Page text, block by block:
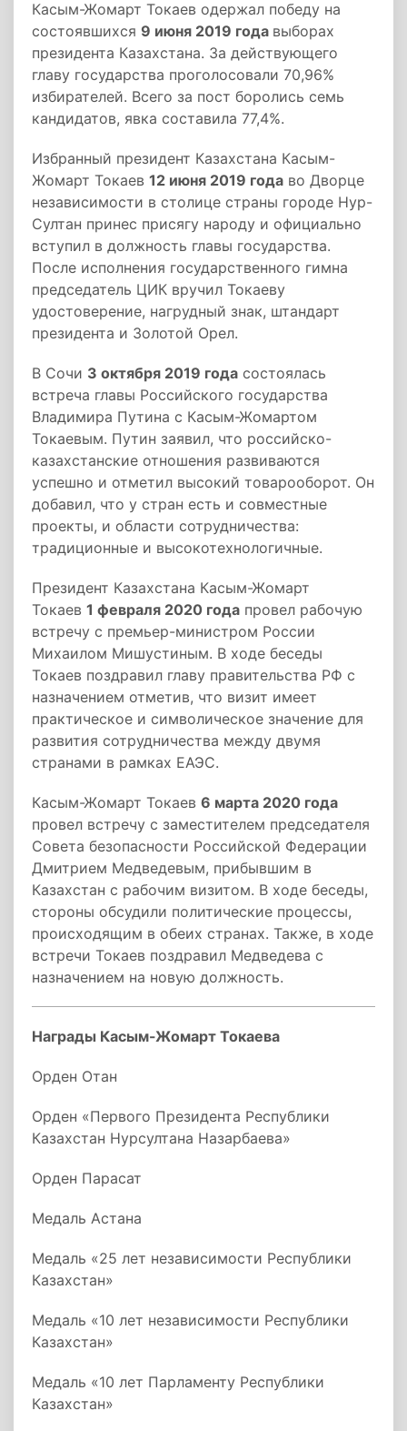
Касым-Жомарт Токаев одержал победу на
состоявшихся 9 июня 2019 года выборах
президента Казахстана. За действующего
главу государства проголосовали 70,96%
избирателей. Всего за пост боролись семь
кандидатов, явка составила 77,4%.
Избранный президент Казахстана Касым-
Жомарт Токаев 12 июня 2019 года во Дворце
независимости в столице страны городе Нур-
Султан принес присягу народу и официально
вступил в должность главы государства.
После исполнения государственного гимна
председатель ЦИК вручил Токаеву
удостоверение, нагрудный знак, штандарт
президента и Золотой Орел.
В Сочи 3 октября 2019 года состоялась
встреча главы Российского государства
Владимира Путина с Касым-Жомартом
Токаевым. Путин заявил, что российско-
казахстанские отношения развиваются
успешно и отметил высокий товарооборот. Он
добавил, что у стран есть и совместные
проекты, и области сотрудничества:
традиционные и высокотехнологичные.
Президент Казахстана Касым-Жомарт
Токаев 1 февраля 2020 года провел рабочую
встречу с премьер-министром России
Михаилом Мишустиным. В ходе беседы
Токаев поздравил главу правительства РФ с
назначением отметив, что визит имеет
практическое и символическое значение для
развития сотрудничества между двумя
странами в рамках ЕАЭС.
Касым-Жомарт Токаев 6 марта 2020 года
провел встречу с заместителем председателя
Совета безопасности Российской Федерации
Дмитрием Медведевым, прибывшим в
Казахстан с рабочим визитом. В ходе беседы,
стороны обсудили политические процессы,
происходящим в обеих странах. Также, в ходе
встречи Токаев поздравил Медведева с
назначением на новую должность.
Награды Касым-Жомарт Токаева
Орден Отан
Орден «Первого Президента Республики
Казахстан Нурсултана Назарбаева»
Орден Парасат
Медаль Астана
Медаль «25 лет независимости Республики
Казахстан»
Медаль «10 лет независимости Республики
Казахстан»
Медаль «10 лет Парламенту Республики
Казахстан»